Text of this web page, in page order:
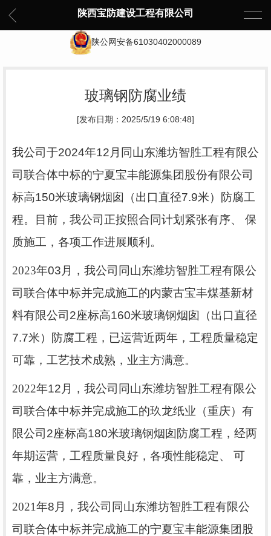
陕西宝防建设工程有限公司
陕公网安备61030402000089
玻璃钢防腐业绩
[发布日期：2025/5/19 6:08:48]
我公司于2024年12 月同山东潍坊智胜工程有限公
司联合体中标的宁夏宝丰能源集团股份有限公司
标高150米玻璃钢烟囱（出口直径7.9米）防腐工
程。目前，我公司正按照合同计划紧张有序、 保
质施工，各项工作进展顺利。
2023年03 月，我公司同山东潍坊智胜工程有限公
司联合体中标并完成施工的内蒙古宝丰煤基新材
料有限公司 2座标高160米玻璃钢烟囱（出口直径
7.7米）防腐工程，已运营近两年，工程质量稳定
可靠，工艺技术成熟，业主方满意。
2022年12 月，我公司同山东潍坊智胜工程有限公
司联合体中标并完成施工的玖龙纸业（重庆）有
限公司 2座标高180米玻璃钢烟囱防腐工程，经两
年期运营，工程质量良好，各项性能稳定、 可
靠，业主方满意。
2021年8 月，我公司同山东潍坊智胜工程有限公
司联合体中标并完成施工的宁夏宝丰能源集团股